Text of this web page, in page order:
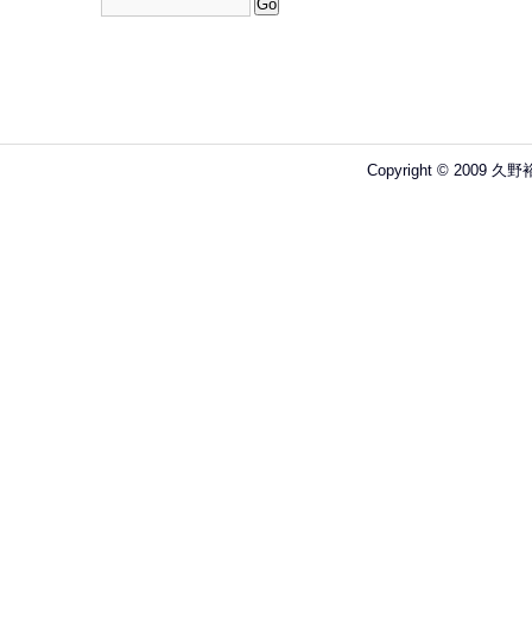
Copyright © 2009 久野